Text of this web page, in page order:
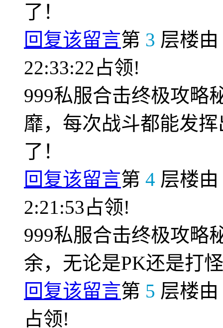
了！
回复该留言第 3 层楼由
22:33:22占领!
999私服合击终极攻略
靡，每次战斗都能发
了！
回复该留言第 4 层楼由
2:21:53占领!
999私服合击终极攻略
余，无论是PK还是打
回复该留言第 5 层楼由
占领!